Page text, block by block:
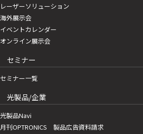
レーザーソリューション
海外展示会
イベントカレンダー
オンライン展示会
セミナー
セミナー一覧
光製品/企業
光製品Navi
月刊OPTRONICS 製品広告資料請求